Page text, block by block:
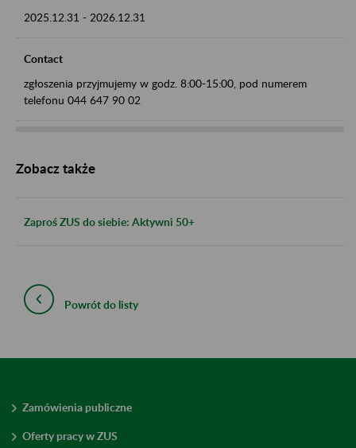
2025.12.31 - 2026.12.31
Contact
zgłoszenia przyjmujemy w godz. 8:00-15:00, pod numerem
telefonu 044 647 90 02
Zobacz także
Zaproś ZUS do siebie: Aktywni 50+
Powrót do listy
Zamówienia publiczne
Oferty pracy w ZUS